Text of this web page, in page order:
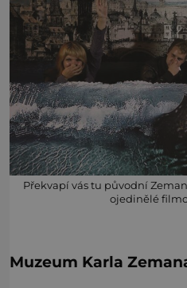
Překvapí vás tu původní
ojedinělé
Muzeum Karla